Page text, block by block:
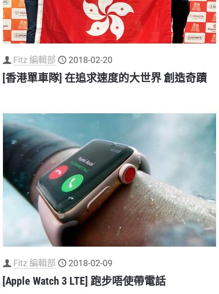
Fitz 編輯部 2018-02-20
[香港單車隊] 在追求速度的大世界 創造奇蹟
Fitz 編輯部 2018-02-09
[Apple Watch 3 LTE] 跑步唔使帶電話